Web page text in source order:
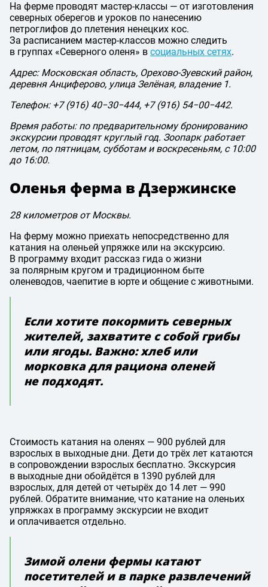
На ферме проводят мастер-классы — от изготовления
северных оберегов и уроков по нанесению
петроглифов до плетения ненецких кос.
За расписанием мастер-классов можно следить
в группах «Северного оленя» в социальных сетях.
Адрес: Московская область, Орехово-Зуевский район,
деревня Анциферово, улица Зелёная, владение 1.
Телефон: +7 (916) 40−30−444, +7 (916) 54−00−442.
Время работы: по предварительному бронированию
экскурсии проводят круглый год. Зоопарк работает
летом, по пятницам, субботам и воскресеньям, с 10:00
до 16:00.
Оленья ферма в Дзержинске
28 километров от Москвы.
На ферму можно приехать непосредственно для
катания на оленьей упряжке или на экскурсию.
В программу входит рассказ гида о жизни
за полярным кругом и традиционном быте
оленеводов, чаепитие в юрте и общение с животными.
Если хотите покормить северных
жителей, захватите с собой грибы
или ягоды. Важно: хлеб или
морковка для рациона оленей
не подходят.
Стоимость катания на оленях — 900 рублей для
взрослых в выходные дни. Дети до трёх лет катаются
в сопровождении взрослых бесплатно. Экскурсия
в выходные дни обойдётся в 1390 рублей для
взрослых, для детей от четырёх до 14 лет — 990
рублей. Обратите внимание, что катание на оленьих
упряжках в программу экскурсии не входит
и оплачивается отдельно.
Зимой олени фермы катают
посетителей и в парке развлечений